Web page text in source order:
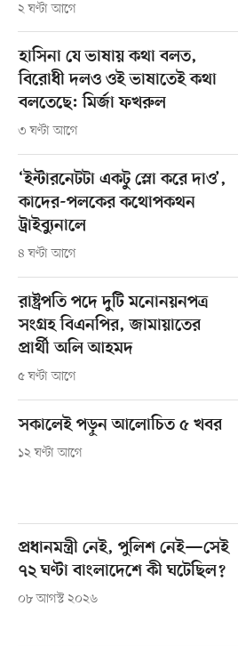
২ ঘণ্টা আগে
হাসিনা যে ভাষায় কথা বলত,
বিরোধী দলও ওই ভাষাতেই কথা
বলতেছে: মির্জা ফখরুল
৩ ঘণ্টা আগে
‘ইন্টারনেটটা একটু স্লো করে দাও’,
কাদের-পলকের কথোপকথন
ট্রাইব্যুনালে
৪ ঘণ্টা আগে
রাষ্ট্রপতি পদে দুটি মনোনয়নপত্র
সংগ্রহ বিএনপির, জামায়াতের
প্রার্থী অলি আহমদ
৫ ঘণ্টা আগে
সকালেই পড়ুন আলোচিত ৫ খবর
১২ ঘণ্টা আগে
প্রধানমন্ত্রী নেই, পুলিশ নেই—সেই
৭২ ঘণ্টা বাংলাদেশে কী ঘটেছিল?
০৮ আগস্ট ২০২৬